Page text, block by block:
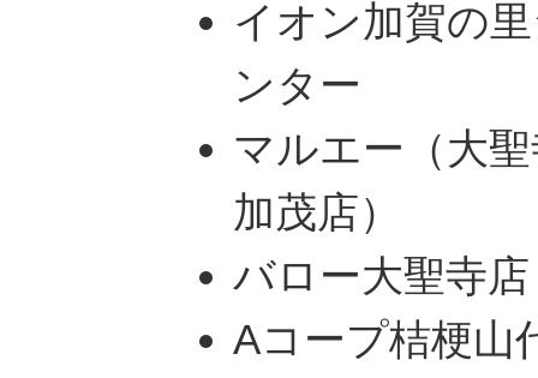
イオン加賀の
ンター
マルエー（大
加茂店）
バロー大聖寺店
Aコープ桔梗山